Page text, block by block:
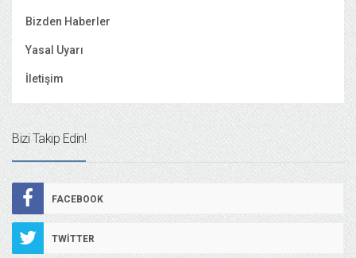
Bizden Haberler
Yasal Uyarı
İletişim
Bizi Takip Edin!
FACEBOOK
TWITTER